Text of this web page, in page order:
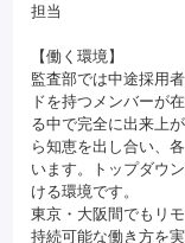
担当
【働く環境】
監査部では中途採用
ドを持つメンバーが
る中で完全に出来上
ら知恵を出し合い、
います。トップダウ
ける環境です。
東京・大阪間でもリ
持続可能な働き方を